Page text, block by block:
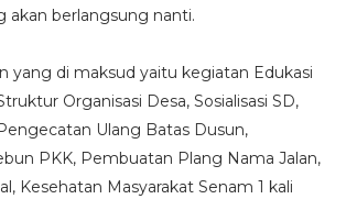
akan berlangsung nanti.
yang di maksud yaitu kegiatan Edukasi
Organisasi Desa, Sosialisasi SD,
Ulang Batas Dusun,
PKK, Pembuatan Plang Nama Jalan,
Kesehatan Masyarakat Senam 1 kali